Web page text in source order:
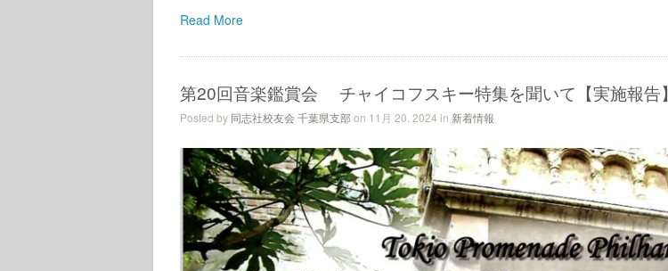
Read More
第20回音楽鑑賞会 チャイコフスキー特集を聞いて【実施報告】
Posted by 同志社校友会 千葉県支部on 11月 20, 2024 in 新着情報